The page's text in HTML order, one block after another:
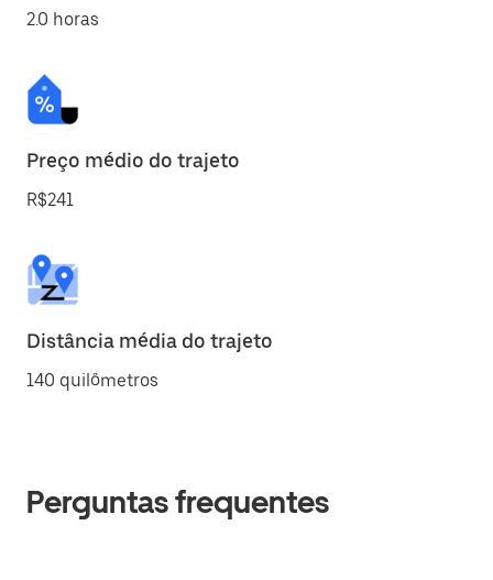
2.0 horas
Preço médio do trajeto
R$241
Distância média do trajeto
140 quilômetros
Perguntas frequentes